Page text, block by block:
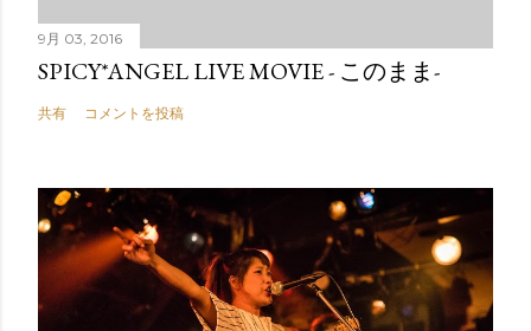
9月 03, 2016
SPICY*ANGEL LIVE MOVIE - このまま-
共有 コメントを投稿